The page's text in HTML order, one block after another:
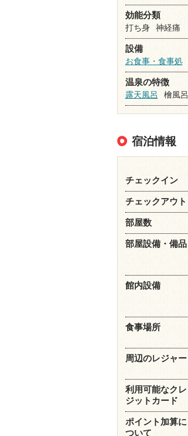
効能分類
打ち身
神経痛
設備
お食事・食事処
温泉の特徴
露天風呂
檜風呂
宿泊情報
チェックイン
チェックアウト
部屋数
部屋設備・備品
館内設備
食事場所
周辺のレジャー
利用可能なクレ
ジットカード
ポイント加算に
ついて